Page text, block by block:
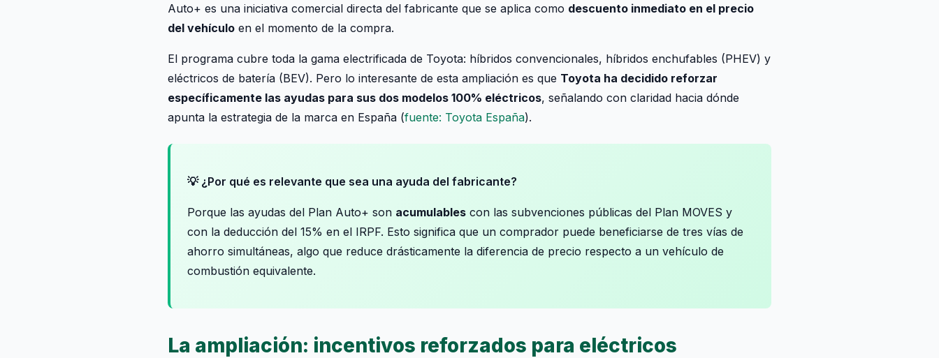
Auto+ es una iniciativa comercial directa del fabricante que se aplica como descuento inmediato en el precio
del vehículo en el momento de la compra.
El programa cubre toda la gama electrificada de Toyota: híbridos convencionales, híbridos enchufables (PHEV) y
eléctricos de batería (BEV). Pero lo interesante de esta ampliación es que Toyota ha decidido reforzar
específicamente las ayudas para sus dos modelos 100% eléctricos, señalando con claridad hacia dónde
apunta la estrategia de la marca en España (fuente: Toyota España).
💡 ¿Por qué es relevante que sea una ayuda del fabricante?
Porque las ayudas del Plan Auto+ son acumulables con las subvenciones públicas del Plan MOVES y
con la deducción del 15% en el IRPF. Esto significa que un comprador puede beneficiarse de tres vías de
ahorro simultáneas, algo que reduce drásticamente la diferencia de precio respecto a un vehículo de
combustión equivalente.
La ampliación: incentivos reforzados para eléctricos